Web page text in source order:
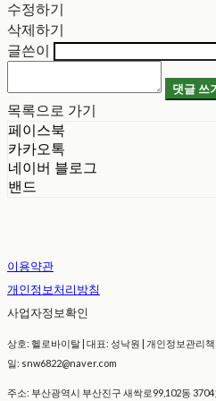
수정하기
삭제하기
글쓴이
댓글 쓰
목록으로 가기
페이스북
카카오톡
네이버 블로그
밴드
이용약관
개인정보처리방침
사업자정보확인
상호: 헬로바이탈 | 대표: 성낙원 | 개인정보관리
일: snw6822@naver.com
주소: 부산광역시 부산진구 새싹로99,102동